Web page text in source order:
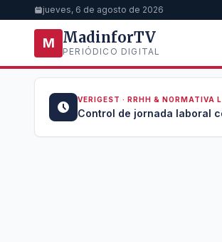
jueves, 6 de agosto de 2026
M MadinforTV
PERIÓDICO DIGITAL
VERIGEST · RRHH & NORMATIVA
Control de jornada laboral